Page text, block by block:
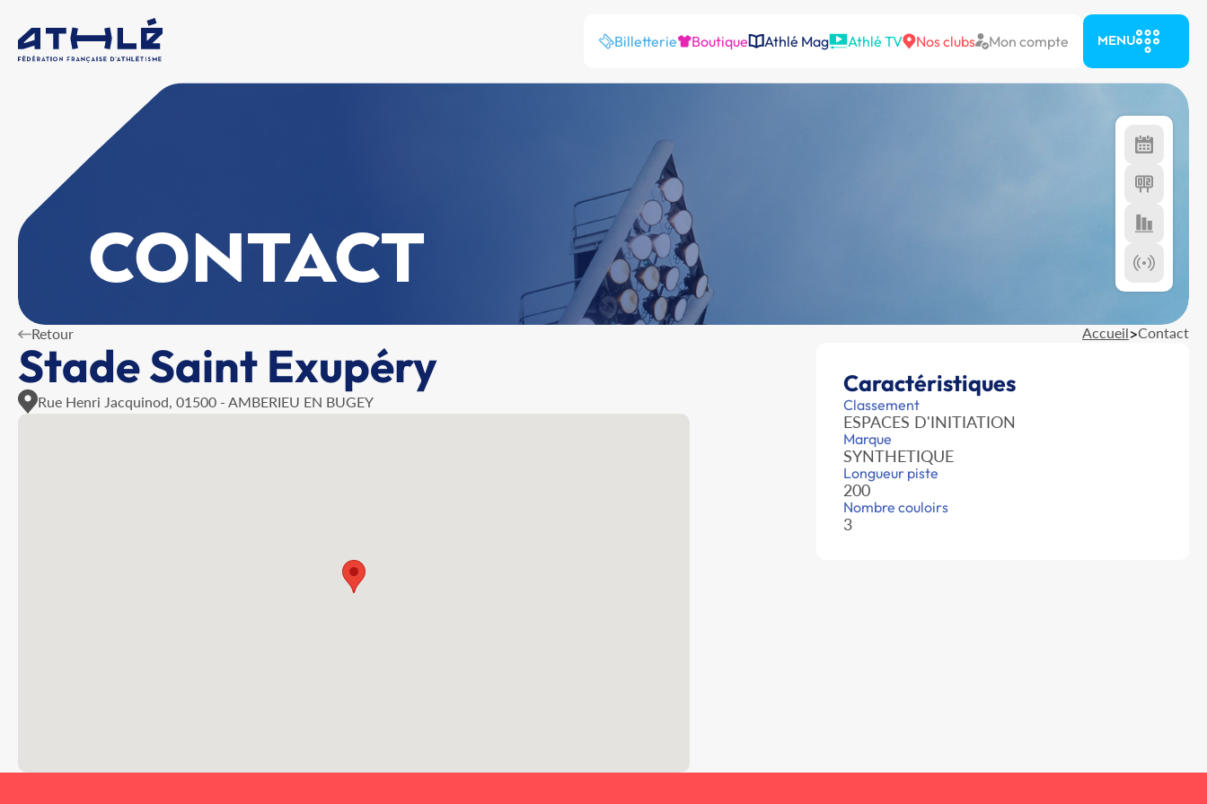
Billetterie Boutique Athlé Mag Athlé TV Nos clubs Mon compte MENU
CONTACT
Retour Accueil>Contact
Stade Saint Exupéry
Rue Henri Jacquinod, 01500 - AMBERIEU EN BUGEY
Caractéristiques
Classement
ESPACES D'INITIATION
Marque
SYNTHETIQUE
Longueur piste
200
Nombre couloirs
3